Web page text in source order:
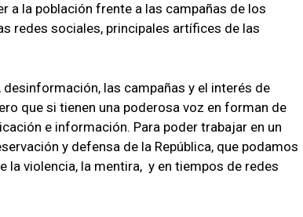
a la población frente a las campañas de los
redes sociales, principales artífices de las
las campañas y el interés de
que si tienen una poderosa voz en forman de
e información. Para poder trabajar en un
y defensa de la República, que podamos
la violencia, la mentira, y en tiempos de redes